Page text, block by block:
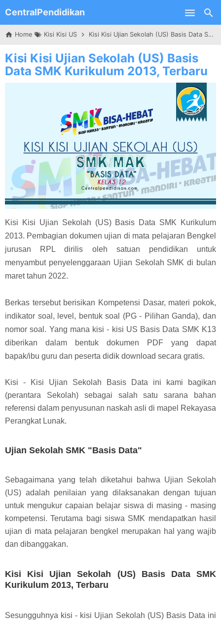
Skip to main content
CentralPendidikan
Home Kisi Kisi US Kisi Kisi Ujian Sekolah (US) Basis Data SMK Kurikulum 2013, Terbaru
Kisi Kisi Ujian Sekolah (US) Basis
Data SMK Kurikulum 2013, Terbaru
Kisi Kisi Ujian Sekolah (US) Basis Data SMK Kurikulum
2013. Pembagian dokumen ujian di mata pelajaran Bengkel
jurusan RPL dirilis oleh satuan pendidikan untuk
menyambut penyelenggaraan Ujian Sekolah SMK di bulan
maret tahun 2022.
Berkas tersebut berisikan Kompetensi Dasar, materi pokok,
indikator soal, level, bentuk soal (PG - Pilihan Ganda), dan
nomor soal. Yang mana kisi - kisi US Basis Data SMK K13
diberikan dalam bentuk dokumen PDF yang dapat
bapak/ibu guru dan peserta didik download secara gratis.
Kisi - Kisi Ujian Sekolah Basis Data ini kami bagikan
(perantara Sekolah) sebagai salah satu sarana bahan
referensi dalam penyusunan naskah asli di mapel Rekayasa
Perangkat Lunak.
Ujian Sekolah SMK "Basis Data"
Sebagaimana yang telah diketahui bahwa Ujian Sekolah
(US) adalah penilaian yang dilaksanakan dengan tujuan
untuk mengukur capaian belajar siswa di masing - masing
kompetensi. Terutama bagi siswa SMK mendapatkan hasil
ujian di mata pelajaran bengkel merupakan hal yang wajib
dan dibanggakan.
Kisi Kisi Ujian Sekolah (US) Basis Data SMK
Kurikulum 2013, Terbaru
Sesungguhnya kisi - kisi Ujian Sekolah (US) Basis Data ini